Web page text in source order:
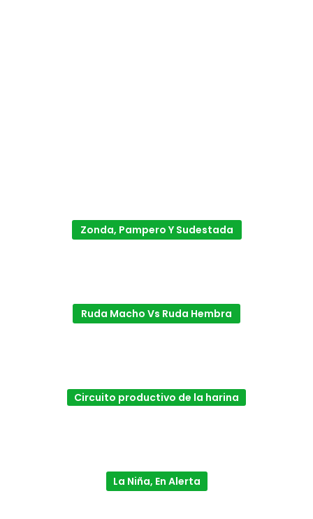
Zonda, Pampero Y Sudestada
Ruda Macho Vs Ruda Hembra
Circuito productivo de la harina
La Niña, En Alerta